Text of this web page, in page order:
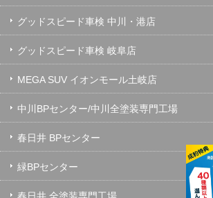
グッドスピード車検 中川・港店
グッドスピード車検 岐阜店
MEGA SUV イオンモール土岐店
中川BPセンター/中川全塗装専門工場
春日井 BPセンター
緑BPセンター
春日井 全塗装専門工場